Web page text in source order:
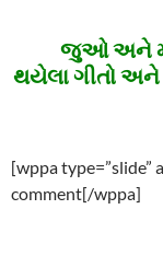
જુઓ અને
થયેલા ગીતો અને
[wppa type=”slide”
comment[/wppa]